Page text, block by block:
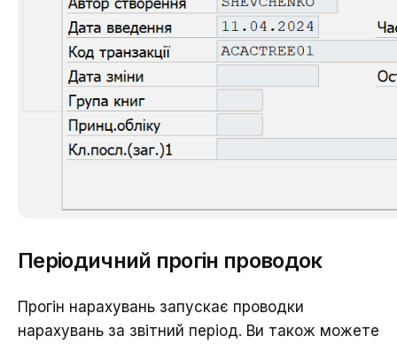
Періодичний прогін проводок
Прогін нарахувань запускає проводки
нарахувань за звітний період. Ви також можете